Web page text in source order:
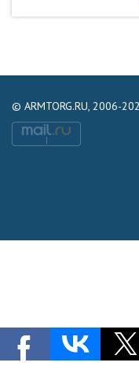
© ARMTORG.RU, 2006-